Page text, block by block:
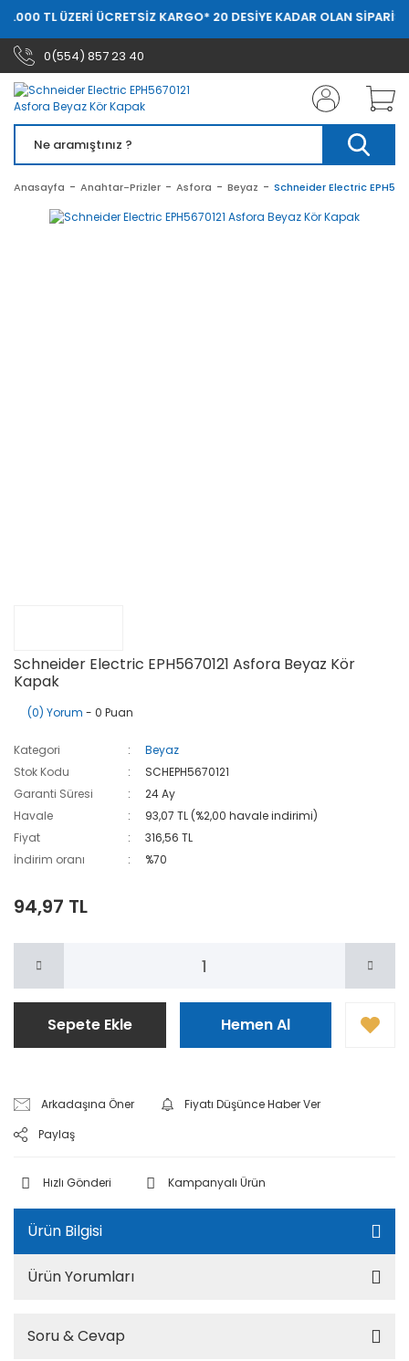
TL ÜZERİ ÜCRETSİZ KARGO* 20 DESİYE KADAR OLAN
0(554) 857 23 40
Anasayfa Anahtar-Prizler Asfora Beyaz Schneider Electric
Schneider Electric EPH5670121 Asfora Beyaz Kör
Kapak
(0) Yorum - 0 Puan
Kategori
Beyaz
Stok Kodu
SCHEPH5670121
Garanti Süresi
24 Ay
Havale
93,07 TL (%2,00 havale indirimi)
Fiyat
316,56 TL
İndirim oranı
%70
94,97 TL
Sepete Ekle Hemen Al
Arkadaşına Öner
Fiyatı Düşünce Haber Ver
Paylaş
Hızlı Gönderi Kampanyalı Ürün
Ürün Bilgisi
Ürün Yorumları
Soru & Cevap